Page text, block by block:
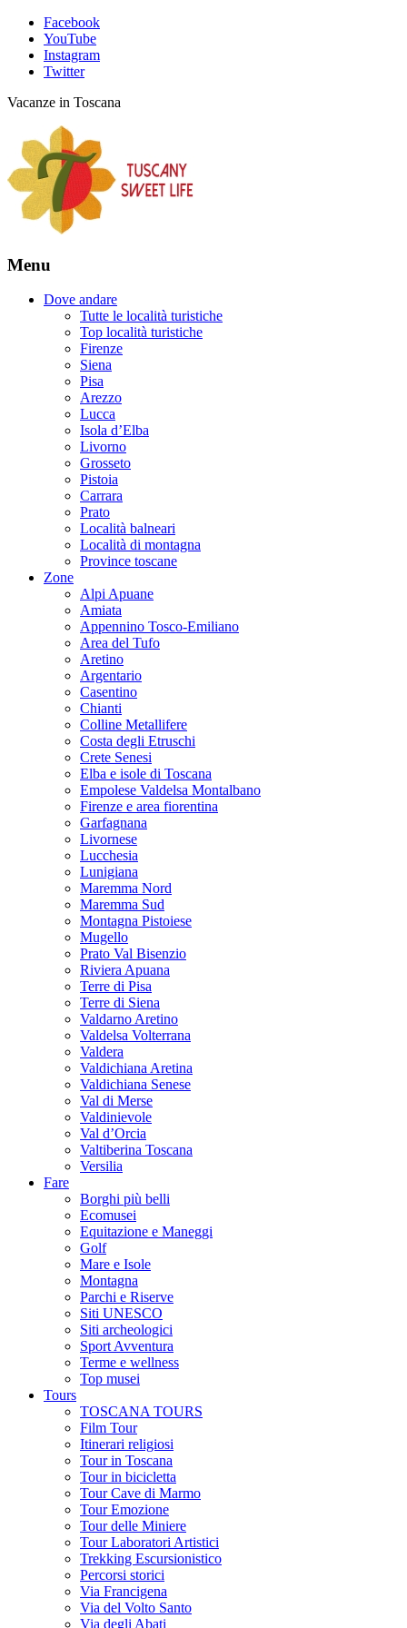
Facebook
YouTube
Instagram
Twitter
Vacanze in Toscana
Menu
Dove andare
Tutte le località turistiche
Top località turistiche
Firenze
Siena
Pisa
Arezzo
Lucca
Isola d’Elba
Livorno
Grosseto
Pistoia
Carrara
Prato
Località balneari
Località di montagna
Province toscane
Zone
Alpi Apuane
Amiata
Appennino Tosco-Emiliano
Area del Tufo
Aretino
Argentario
Casentino
Chianti
Colline Metallifere
Costa degli Etruschi
Crete Senesi
Elba e isole di Toscana
Empolese Valdelsa Montalbano
Firenze e area fiorentina
Garfagnana
Livornese
Lucchesia
Lunigiana
Maremma Nord
Maremma Sud
Montagna Pistoiese
Mugello
Prato Val Bisenzio
Riviera Apuana
Terre di Pisa
Terre di Siena
Valdarno Aretino
Valdelsa Volterrana
Valdera
Valdichiana Aretina
Valdichiana Senese
Val di Merse
Valdinievole
Val d’Orcia
Valtiberina Toscana
Versilia
Fare
Borghi più belli
Ecomusei
Equitazione e Maneggi
Golf
Mare e Isole
Montagna
Parchi e Riserve
Siti UNESCO
Siti archeologici
Sport Avventura
Terme e wellness
Top musei
Tours
TOSCANA TOURS
Film Tour
Itinerari religiosi
Tour in Toscana
Tour in bicicletta
Tour Cave di Marmo
Tour Emozione
Tour delle Miniere
Tour Laboratori Artistici
Trekking Escursionistico
Percorsi storici
Via Francigena
Via del Volto Santo
Via degli Abati